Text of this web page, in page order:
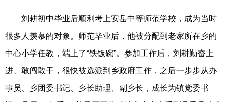
刘耕初中毕业后顺利考上安岳中等师范学校，成为当时
很多人羡慕的对象。师范毕业后，他被分配到老家所在乡的
中心小学任教，端上了“铁饭碗”。参加工作后，刘耕勤奋上
进、敢闯敢干，很快被选派到乡政府工作，之后一步步从办
事员、乡团委书记、乡长助理、副乡长，成长为镇党委书